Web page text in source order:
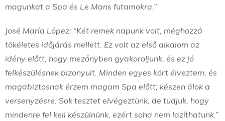
magunkat a Spa és Le Mans futamokra.”
José María López: “Két remek napunk volt, méghozzá
tökéletes időjárás mellett. Ez volt az első alkalom az
idény előtt, hogy mezőnyben gyakoroljunk, és ez jó
felkészülésnek bizonyult. Minden egyes kört élveztem, és
magabiztosnak érzem magam Spa előtt; készen álok a
versenyzésre. Sok tesztet elvégeztünk, de tudjuk, hogy
mindenre fel kell készülnünk, ezért soha nem lazíthatunk.”